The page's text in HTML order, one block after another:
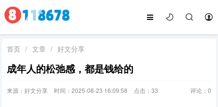
首页 / 文章 / 好文分享
成年人的松弛感，都是钱给的
来源：好文分享 时间：2025-08-23 16:09:58 点击：33 评论： 0